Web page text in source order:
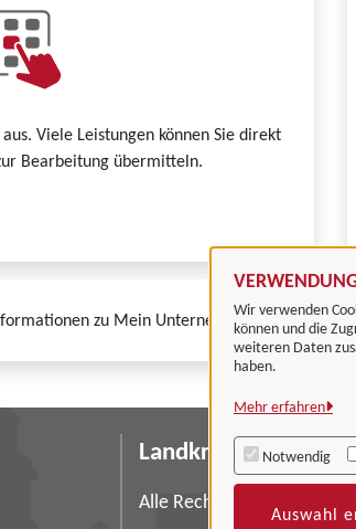
Wir verwenden
können und die
weiteren Daten
haben.
Mehr erfahren
Notwendig
Auswahl
aus. Viele Leistungen können Sie direkt
Bearbeitung übermitteln.
zu Mein Unternehmenskonto finden
Landkreis Göttingen
Alle Rechte vorbehalten